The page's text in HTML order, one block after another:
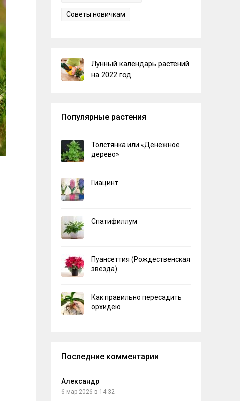
Советы новичкам
Лунный календарь растений
на 2022 год
Популярные растения
Толстянка или «Денежное
дерево»
Гиацинт
Спатифиллум
Пуансеттия (Рождественская
звезда)
Как правильно пересадить
орхидею
Последние комментарии
Александр
6 мар 2026 в 14:32